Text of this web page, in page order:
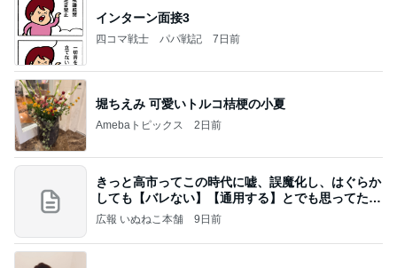
インターン面接3
四コマ戦士 パパ戦記 7日前
堀ちえみ 可愛いトルコ桔梗の小夏
Amebaトピックス 2日前
きっと高市ってこの時代に嘘、誤魔化し、はぐらか
しても【バレない】【通用する】とでも思ってたん
だろ
広報 いぬねこ本舗 9日前